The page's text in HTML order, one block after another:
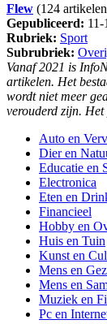
Flew (124
Gepubliceerd:
Rubriek: Sport
Subrubriek:
Vanaf 2021 is
artikelen. Het
wordt niet meer
verouderd zijn.
Auto en
Dier en
Educatie en
Electronica
Eten en
Financieel
Hobby en
Huis en Tuin
Kunst en
Mens en
Mens en
Muziek en
Pc en